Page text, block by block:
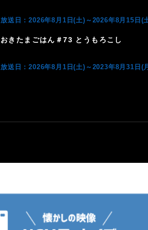
放送日：2026年8月1日(土)～2026年8月15日(
おきたまごはん＃73 とうもろこし
放送日：2026年8月1日(土)～2023年8月31日(